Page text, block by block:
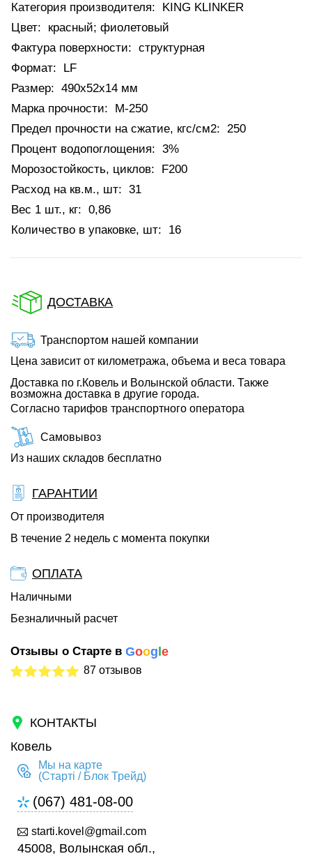
Категория производителя:
KING KLINKER
Цвет:
красный; фиолетовый
Фактура поверхности: структурная
Формат:
LF
Размер: 490х52х14 мм
Марка прочности:
М-250
Предел прочности на сжатие, кгс/см2: 250
Процент водопоглощения: 3%
Морозостойкость, циклов:
F200
Расход на кв.м., шт: 31
Вес 1 шт., кг: 0,86
Количество в упаковке, шт:
16
ДОСТАВКА
Транспортом нашей компании
Цена зависит от километража, объема и веса товара
Доставка по г.Ковель и Волынской области. Также
возможна доставка в другие города.
Согласно тарифов транспортного оператора
Самовывоз
Из наших складов бесплатно
ГАРАНТИИ
От производителя
В течение 2 недель с момента покупки
ОПЛАТА
Наличными
Безналичный расчет
Отзывы о Старте в Goog e
87 отзывов
КОНТАКТЫ
Ковель
Мы на карте
(Старті / Блок Трейд)
(067) 481-08-00
starti.kovel@gmail.com
45008, Волынская обл.,